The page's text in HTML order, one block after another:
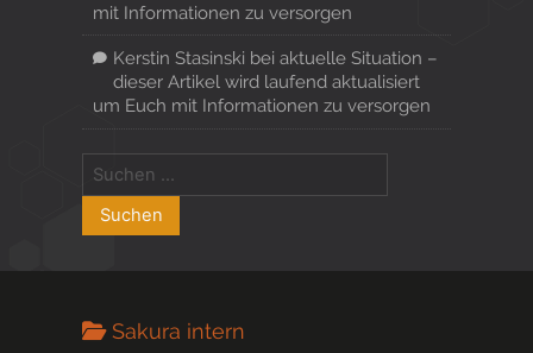
mit Informationen zu versorgen
Kerstin Stasinski bei aktuelle Situation –
dieser Artikel wird laufend aktualisiert
um Euch mit Informationen zu versorgen
Sakura intern